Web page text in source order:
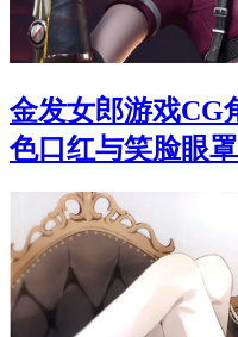
金发女郎游戏CG
色口红与笑脸眼